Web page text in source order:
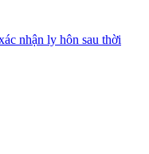
nhận ly hôn sau thời